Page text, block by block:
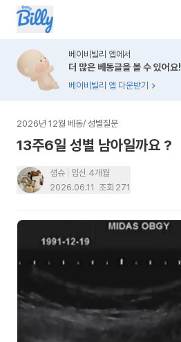
베이비빌리 앱에서
더 많은 베동글을 볼 수 있어요!
베이비빌리 앱 다운받기
2026년 12월 베동/ 성별질문
13주6일 성별 남아일까요 ?
샘슈
임신 4개월
2026.06.11 조회 271